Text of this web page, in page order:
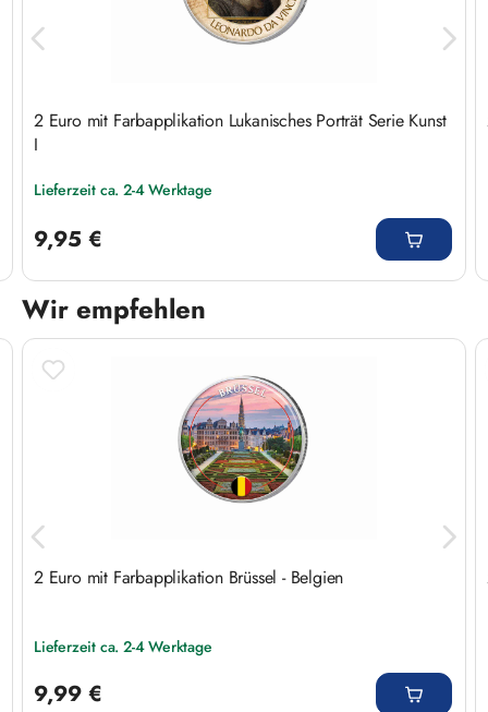
2 Euro mit Farbapplikation Lukanisches Porträt Serie Kunst
I
Lieferzeit ca. 2-4 Werktage
9,95 €
Wir empfehlen
Produktgalerie überspringen
2 Euro mit Farbapplikation Brüssel - Belgien
Lieferzeit ca. 2-4 Werktage
9,99 €